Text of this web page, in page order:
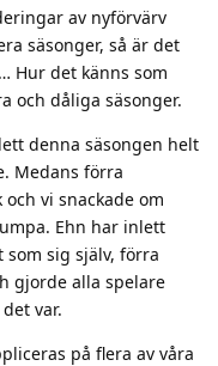
av nyförvärv
säsonger, så är det
Hur det känns som
och dåliga säsonger.
denna säsongen helt
Medans förra
vi snackade om
Ehn har inlett
sig själv, förra
gjorde alla spelare
var.
på flera av våra